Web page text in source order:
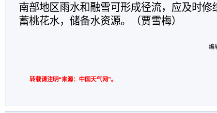
南部地区雨水和融雪可形成径流，应及时修
蓄桃花水，储备水资源。
（贾雪梅）
编
转载请注明“来源：中国天气网”。